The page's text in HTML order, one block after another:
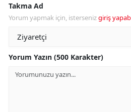
Takma Ad
Yorum yapmak için, istersenizgiriş
Yorum Yazın (500 Karakter)